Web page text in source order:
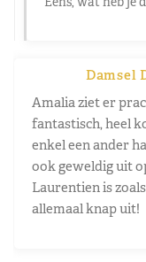
Damsel
Amalia ziet er
fantastisch, heel
enkel een ander
ook geweldig uit
Laurentien is
allemaal knap uit!